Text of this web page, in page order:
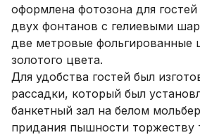
оформлена фотозона для
двух фонтанов с гелиевыми
две метровые фольгированные
золотого цвета.
Для удобства гостей был
рассадки, который был
банкетный зал на белом
придания пышности торжеству